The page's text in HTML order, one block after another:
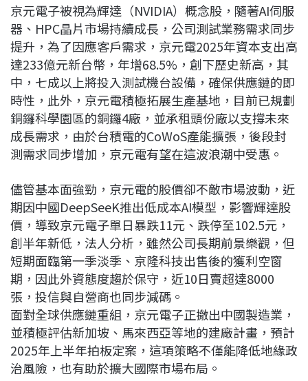
京元電子被視為輝達（NVIDIA）概念股，隨著AI伺服
器、HPC晶片市場持續成長，公司測試業務需求同步
提升，為了因應客戶需求，京元電2025年資本支出高
達233億元新台幣，年增68.5%，創下歷史新高，其
中，七成以上將投入測試機台設備，確保供應鏈的即
時性，此外，京元電積極拓展生產基地，目前已規劃
銅鑼科學園區的銅鑼4廠，並承租頭份廠以支撐未來
成長需求，由於台積電的CoWoS產能擴張，後段封
測需求同步增加，京元電有望在這波浪潮中受惠。
儘管基本面強勁，京元電的股價卻不敵市場波動，近
期因中國DeepSeeK推出低成本AI模型，影響輝達股
價，導致京元電子單日暴跌11元、跌停至102.5元，
創半年新低，法人分析，雖然公司長期前景樂觀，但
短期面臨第一季淡季、京隆科技出售後的獲利空窗
期，因此外資態度趨於保守，近10日賣超達8000
張，投信與自營商也同步減碼。
面對全球供應鏈重組，京元電子正撤出中國製造業，
並積極評估新加坡、馬來西亞等地的建廠計畫，預計
2025年上半年拍板定案，這項策略不僅能降低地緣政
治風險，也有助於擴大國際市場布局。